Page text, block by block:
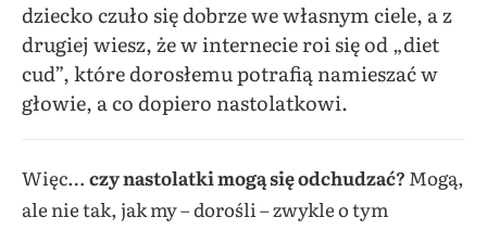
dziecko czuło się dobrze we własnym ciele, a z
drugiej wiesz, że w internecie roi się od „diet
cud”, które dorosłemu potrafią namieszać w
głowie, a co dopiero nastolatkowi.
Więc… czy nastolatki mogą się odchudzać? Mogą,
ale nie tak, jak my – dorośli – zwykle o tym